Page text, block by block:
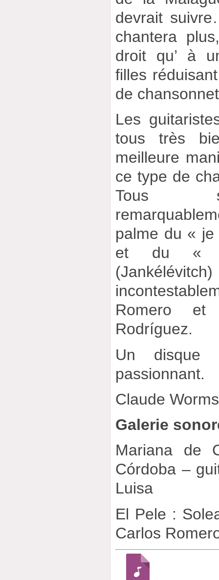
devrait
chantera
droit qu’ à
filles
de
Les
tous très
meilleure
ce type de
Tous
palme du «
et du «
Romero
Rodríguez.
Un disque
passionnant.
Claude Worms
Galerie
Mariana de
Córdoba –
Luisa
El Pele :
Carlos